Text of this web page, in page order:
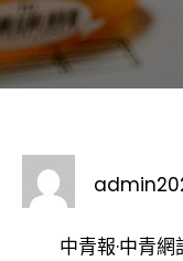
admin
中青報·中青